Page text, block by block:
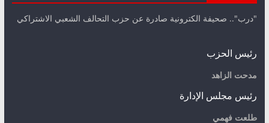
"درب".. صحيفة الكترونية صادرة عن حزب التحالف الشعبي الاشتراكي
رئيس الحزب
مدحت الزاهد
رئيس مجلس الإدارة
طلعت فهمي